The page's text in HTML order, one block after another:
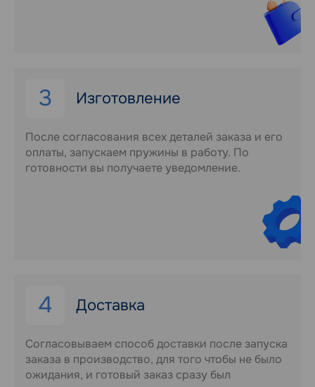
3 Изготовление
После согласования всех деталей заказа и его
оплаты, запускаем пружины в работу. По
готовности вы получаете уведомление.
4 Доставка
Согласовываем способ доставки после запуска
заказа в производство, для того чтобы не было
ожидания, и готовый заказ сразу был